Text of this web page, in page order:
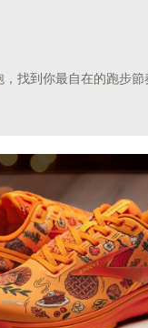
找到你最自在的跑步節